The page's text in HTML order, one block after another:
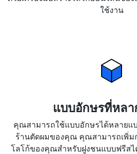
ใช้งาน
แบบอักษรที่หลา
คุณสามารถใช้แบบอักษรได้หลายแ
ร้านตัดผมของคุณ คุณสามารถเพิ่ม
โลโก้ของคุณสำหรับฝูงชนแบบฟรีสไ